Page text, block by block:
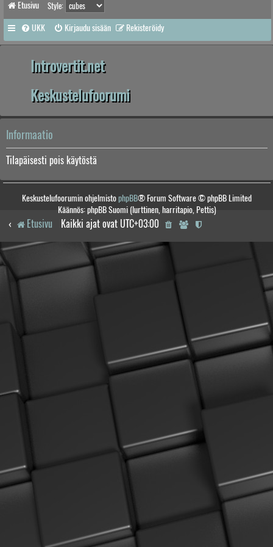
Etusivu Style:
UKK Kirjaudu sisään Rekisteröidy
Introvertit.net
Keskustelufoorumi
Informaatio
Tilapäisesti pois käytöstä
Keskustelufoorumin ohjelmistophpBB® Forum Software © phpBB Limited
Käännös: phpBB Suomi (lurttinen, harritapio, Pettis)
Etusivu Kaikki ajat ovat UTC+03:00